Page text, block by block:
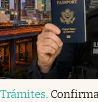
Trámites.